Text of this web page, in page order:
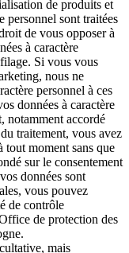
de produits et
personnel sont traitées
de vous opposer à
à caractère
Si vous vous
nous ne
personnel à ces
données à caractère
notamment accordé
traitement, vous avez
tout moment sans que
sur le consentement
données sont
vous pouvez
de contrôle
de protection des
mais